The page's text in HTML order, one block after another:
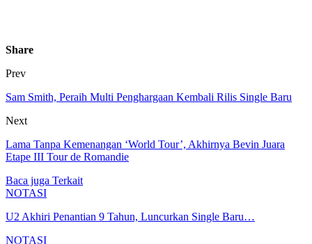
Share
Prev
Sam Smith, Peraih Multi Penghargaan Kembali Rilis Single Baru
Next
Lama Tanpa Kemenangan ‘World Tour’, Akhirnya Bevin Juara
Etape III Tour de Romandie
Baca juga Terkait
NOTASI
U2 Akhiri Penantian 9 Tahun, Luncurkan Single Baru…
NOTASI